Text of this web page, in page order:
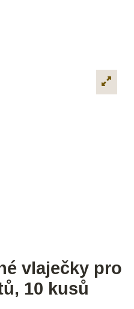
vlaječky pro
10 kusů